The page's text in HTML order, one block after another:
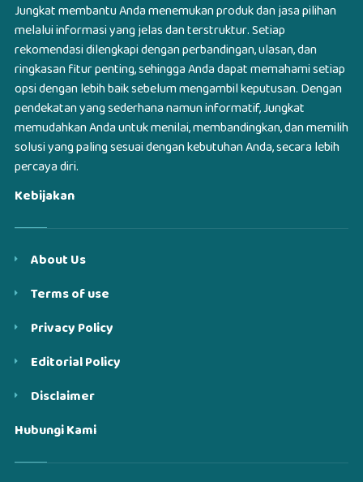
Jungkat membantu Anda menemukan produk dan jasa pilihan
melalui informasi yang jelas dan terstruktur. Setiap
rekomendasi dilengkapi dengan perbandingan, ulasan, dan
ringkasan fitur penting, sehingga Anda dapat memahami setiap
opsi dengan lebih baik sebelum mengambil keputusan. Dengan
pendekatan yang sederhana namun informatif, Jungkat
memudahkan Anda untuk menilai, membandingkan, dan memilih
solusi yang paling sesuai dengan kebutuhan Anda, secara lebih
percaya diri.
Kebijakan
About Us
Terms of use
Privacy Policy
Editorial Policy
Disclaimer
Hubungi Kami